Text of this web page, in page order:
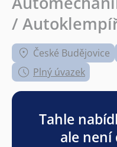
/
České Budějovice
Plný úvazek
Tahle
ale není